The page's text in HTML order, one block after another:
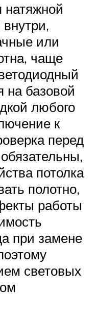
натяжной
внутри,
или
чаще
на базовой
любого
к
перед
потолка
полотно,
работы
при замене
световых